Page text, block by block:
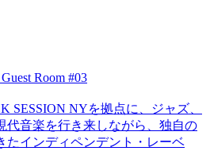
Room #03
SESSION NYを拠点に、ジャズ、
代音楽を行き来しながら、独自の
たインディペンデント・レーベ